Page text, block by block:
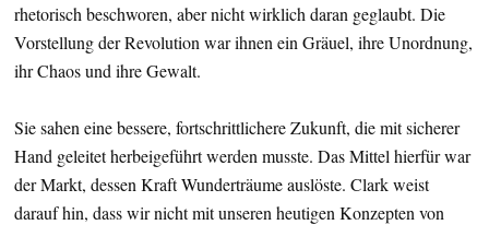
rhetorisch beschworen, aber nicht wirklich daran geglaubt. Die
Vorstellung der Revolution war ihnen ein Gräuel, ihre Unordnung,
ihr Chaos und ihre Gewalt.
Sie sahen eine bessere, fortschrittlichere Zukunft, die mit sicherer
Hand geleitet herbeigeführt werden musste. Das Mittel hierfür war
der Markt, dessen Kraft Wunderträume auslöste. Clark weist
darauf hin, dass wir nicht mit unseren heutigen Konzepten von